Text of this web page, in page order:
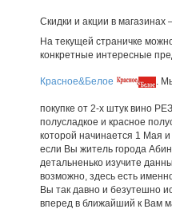
Скидки и акции в магазинах
На текущей страничке
конкретные интересные
Красное&Белое .
покупке от 2-х штук вино
полусладкое и красное
которой начинается 1 Мая
если Вы житель города
детальненько изучите
возможно, здесь есть
Вы так давно и безутешно
вперед в ближайший к Вам